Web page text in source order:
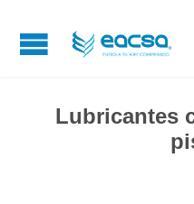
Lubricantes